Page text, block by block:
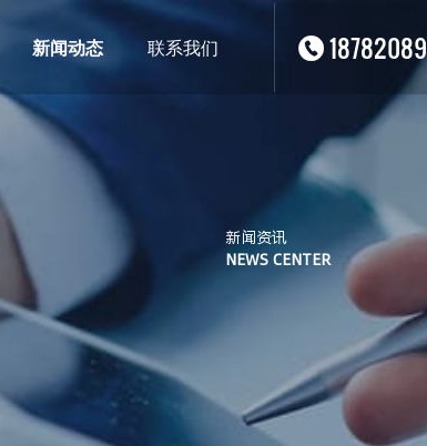
新闻动态 联系我们
新闻资讯
NEWS CENTER